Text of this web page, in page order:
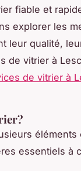
fiable et
explorer les
leur qualité,
de vitrier à
de vitrier à
essentiels à